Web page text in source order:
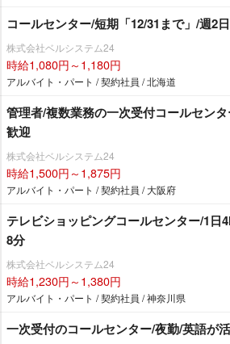
コールセンター/短期「12/31まで」/週2
株式会社ベルシステム24
時給1,080円～1,180円
アルバイト・パート / 契約社員 / 北海道
管理者/複数業務の一次受付コールセン
歓迎
株式会社ベルシステム24
時給1,500円～1,875円
アルバイト・パート / 契約社員 / 大阪府
テレビショッピングコールセンター/1日
8分
株式会社ベルシステム24
時給1,230円～1,380円
アルバイト・パート / 契約社員 / 神奈川県
一次受付のコールセンター/夜勤/英語が